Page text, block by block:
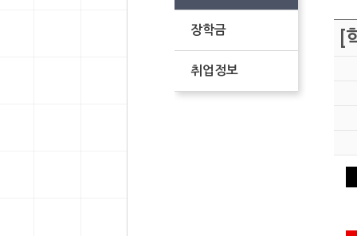
장학금
취업정보
[